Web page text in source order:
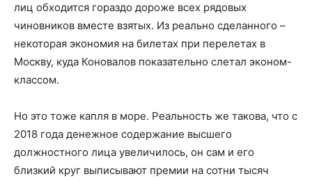
лиц обходится гораздо дороже всех рядовых
чиновников вместе взятых. Из реально сделанного –
некоторая экономия на билетах при перелетах в
Москву, куда Коновалов показательно слетал эконом-
классом.
Но это тоже капля в море. Реальность же такова, что с
2018 года денежное содержание высшего
должностного лица увеличилось, он сам и его
близкий круг выписывают премии на сотни тысяч